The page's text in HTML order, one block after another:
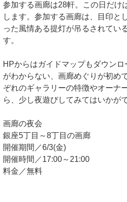
参加する画廊は28軒。この日だけ
します。参加する画廊は、目印と
った風情ある提灯が吊るされてい
す。
HPからはガイドマップもダウン
がわからない、画廊めぐりが初め
ぞれのギャラリーの特徴やオーナ
ら、少し夜遊びしてみてはいかが
画廊の夜会
銀座5丁目～8丁目の画廊
開催期間／6/3(金)
開催時間／17:00～21:00
料金／無料